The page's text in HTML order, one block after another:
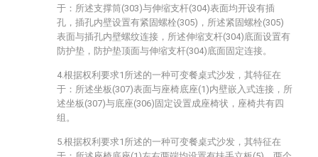
于：所述支撑筒(303)与伸缩支杆(304)表面均开设有插
孔，插孔内壁设置有紧固螺栓(305)，所述紧固螺栓(305)
表面与插孔内壁螺纹连接，所述伸缩支杆(304)底面设置有
防护垫，防护垫顶面与伸缩支杆(304)底面固定连接。
4.根据权利要求1所述的一种可变餐桌式沙发，其特征在
于：所述坐板(307)表面与座椅底座(1)内壁嵌入式连接，所
述坐板(307)与底座(306)固定设置成座椅状，座椅共有四
组。
5.根据权利要求1所述的一种可变餐桌式沙发，其特征在